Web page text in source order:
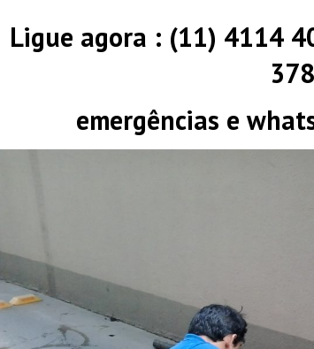
Ligue agora : (11) 4114
emergências e